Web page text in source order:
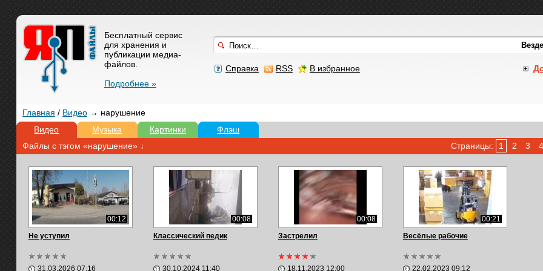
Справка RSS В избранное
Бесплатный сервис
для хранения и
публикации медиа-
файлов.
Подробнее »
Главная / Видео→ нарушение
Видео
Музыка Картинки Флэш
Файлы с тэгом «нарушение» ↓
Страницы: 1 2 3 4
00:12
Не уступил
31.03.2026 07:16
00:08
Классический педик
30.10.2024 11:40
00:08
Застрелил
18.11.2023 12:00
00:21
Весёлые рабочие
22.02.2023 09:12